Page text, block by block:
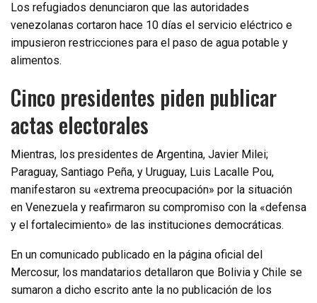
Los refugiados denunciaron que las autoridades
venezolanas cortaron hace 10 días el servicio eléctrico e
impusieron restricciones para el paso de agua potable y
alimentos.
Cinco presidentes piden publicar
actas electorales
Mientras, los presidentes de Argentina, Javier Milei;
Paraguay, Santiago Peña, y Uruguay, Luis Lacalle Pou,
manifestaron su «extrema preocupación» por la situación
en Venezuela y reafirmaron su compromiso con la «defensa
y el fortalecimiento» de las instituciones democráticas.
En un comunicado publicado en la página oficial del
Mercosur, los mandatarios detallaron que Bolivia y Chile se
sumaron a dicho escrito ante la no publicación de los